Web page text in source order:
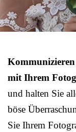
mit Ihrem
und halten Sie
böse
Sie Ihrem